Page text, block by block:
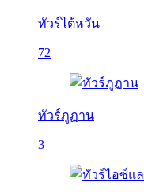
ทัวร์ไต้หวัน
72
ทัวร์ภูฏาน
3